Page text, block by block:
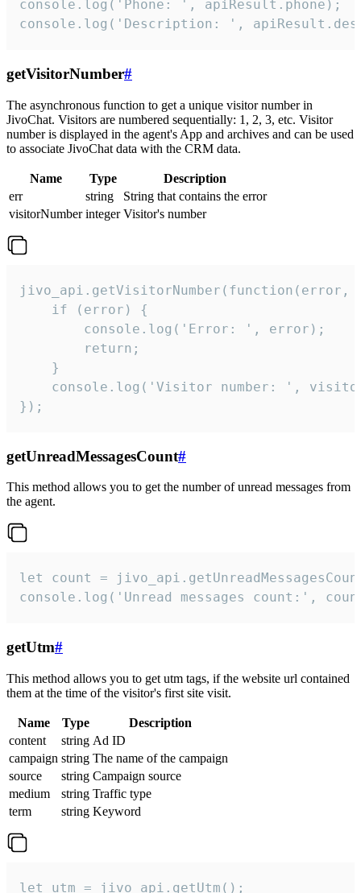
console.log('Phone: ', apiResult.phone);
console.log('Description: ',
getVisitorNumber#
The asynchronous function to get a unique visitor number in
JivoChat. Visitors are numbered sequentially: 1, 2, 3, etc. Visitor
number is displayed in the agent's App and archives and can be used
to associate JivoChat data with the CRM data.
Name Type
Description
err
string
String that contains the error
visitorNumber integer Visitor's number
jivo_api.getVisitorNumber(function(error,
    if (error) {
        console.log('Error: ', error);
        return;
    }
console.log('Visitor number: ',
});
getUnreadMessagesCount#
This method allows you to get the number of unread messages from
the agent.
let count =
console.log('Unread messages count:',
getUtm#
This method allows you to get utm tags, if the website url contained
them at the time of the visitor's first site visit.
Name Type
Description
content
string Ad ID
campaign string The name of the campaign
source
string Campaign source
medium
string Traffic type
term
string Keyword
let utm = jivo_api.getUtm();